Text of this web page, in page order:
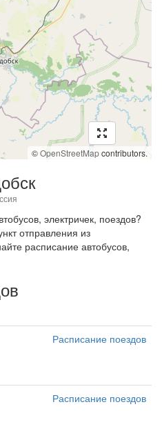
©OpenStreetMapcontributors.
электричек, поездов?
отправления из
расписание автобусов,
Расписание поездов
Расписание поездов